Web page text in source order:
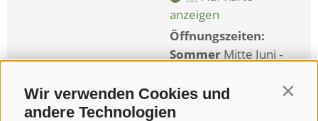
Wir verwenden Cookies und
andere Technologien
anzeigen
Öffnungszeiten:
Sommer Mitte Juni -
2026
Winter